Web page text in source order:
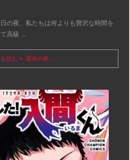
の夜、私たちは何よりも贅沢な時間を
高級 ...
読む 週末の夜 ...